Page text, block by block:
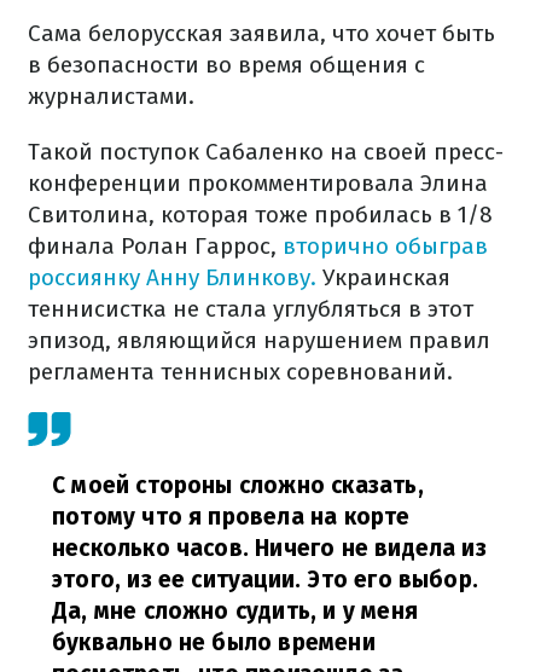
Сама белорусская заявила, что хочет быть
в безопасности во время общения с
журналистами.
Такой поступок Сабаленко на своей пресс-
конференции прокомментировала Элина
Свитолина, которая тоже пробилась в 1/8
финала Ролан Гаррос, вторично обыграв
россиянку Анну Блинкову. Украинская
теннисистка не стала углубляться в этот
эпизод, являющийся нарушением правил
регламента теннисных соревнований.
С моей стороны сложно сказать,
потому что я провела на корте
несколько часов. Ничего не видела из
этого, из ее ситуации. Это его выбор.
Да, мне сложно судить, и у меня
буквально не было времени